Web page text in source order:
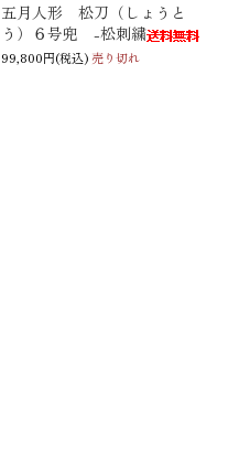
五月人形 松刀（しょうと
う）６号兜 -松刺繍
99,800円(税込) 売り切れ